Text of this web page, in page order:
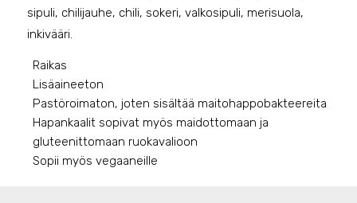
sipuli, chilijauhe, chili, sokeri, valkosipuli, merisuola,
inkivääri.
Raikas
Lisäaineeton
Pastöroimaton, joten sisältää maitohappobakteereita
Hapankaalit sopivat myös maidottomaan ja
gluteenittomaan ruokavalioon
Sopii myös vegaaneille